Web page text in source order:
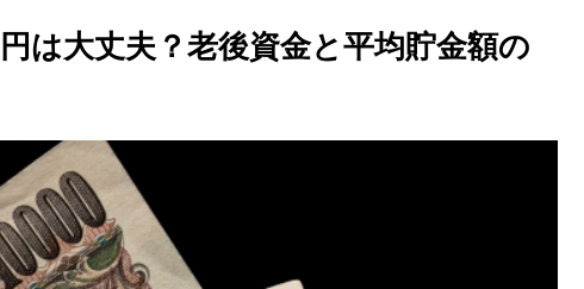
は大丈夫？老後資金と平均貯金額の